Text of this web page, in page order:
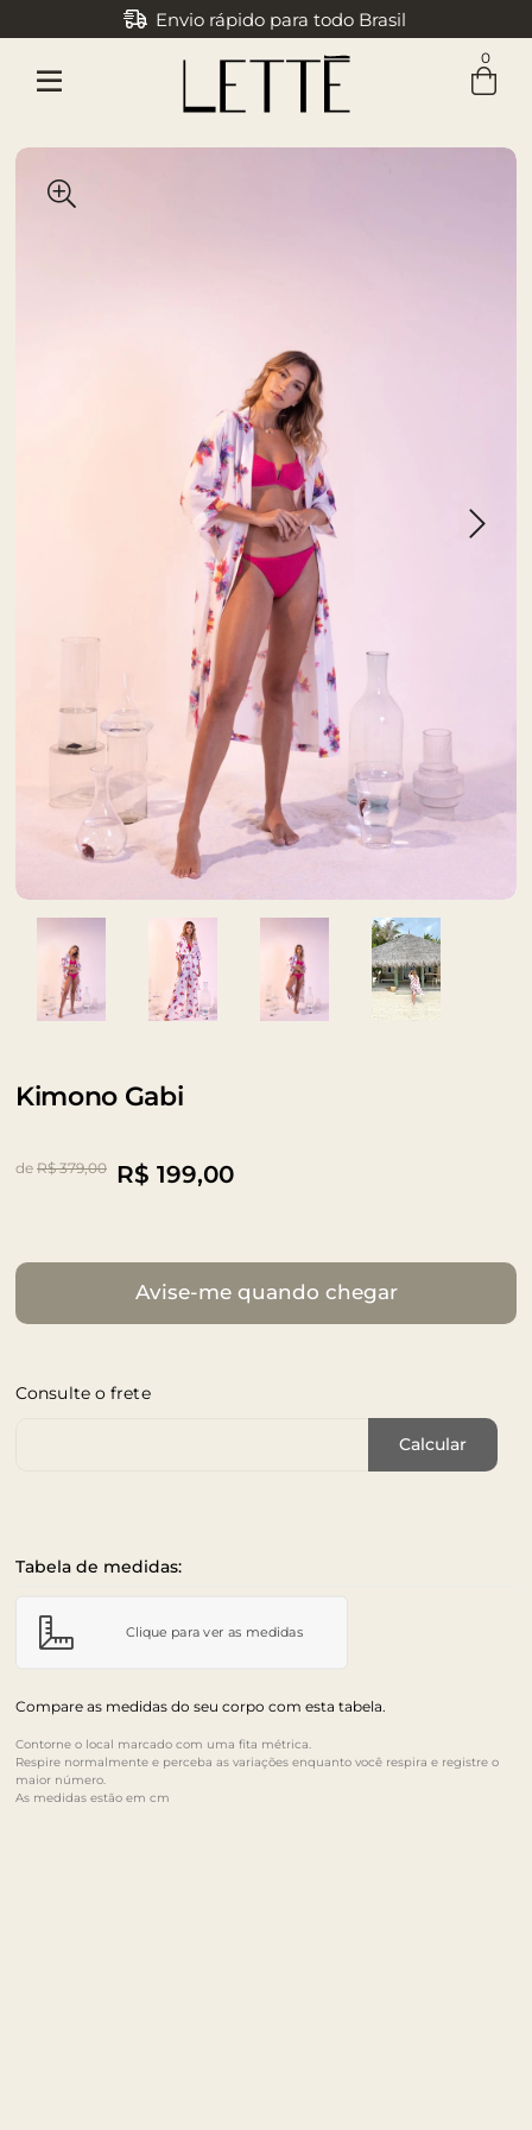
Envio rápido para todo Brasil
0
Kimono Gabi
de R$ 379,00 R$ 199,00
Avise-me quando chegar
Consulte o frete
Calcular
Tabela de medidas:
Clique para ver as medidas
Compare as medidas do seu corpo com esta tabela.
Contorne o local marcado com uma fita métrica.
Respire normalmente e perceba as variações enquanto você respira e registre o
maior número.
As medidas estão em cm